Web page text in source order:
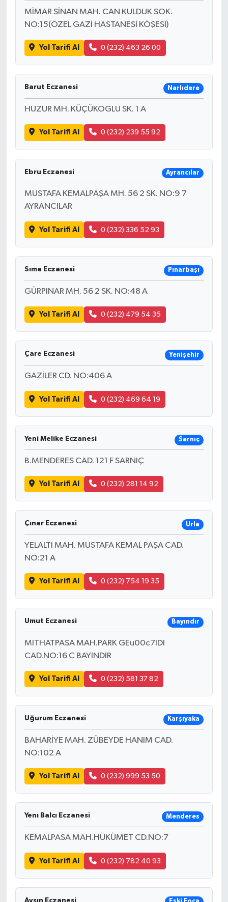
MİMAR SİNAN MAH. CAN KULDUK SOK.
NO:15(ÖZEL GAZİ HASTANESİ KÖŞESİ)
Yol Tarifi Al 0 (232) 463 26 00
Barut Eczanesi Narlıdere
HUZUR MH. KÜÇÜKOGLU SK. 1 A
Yol Tarifi Al 0 (232) 239 55 92
Ebru Eczanesi Ayrancılar
MUSTAFA KEMALPAŞA MH. 56 2 SK. NO:9 7
AYRANCILAR
Yol Tarifi Al 0 (232) 336 52 93
Sıma Eczanesi Pınarbaşı
GÜRPINAR MH. 56 2 SK. NO:48 A
Yol Tarifi Al 0 (232) 479 54 35
Çare Eczanesi Yenişehir
GAZİLER CD. NO:406 A
Yol Tarifi Al 0 (232) 469 64 19
Yeni Melike Eczanesi Sarnıç
B.MENDERES CAD. 121 F SARNIÇ
Yol Tarifi Al 0 (232) 281 14 92
Çınar Eczanesi Urla
YELALTI MAH. MUSTAFA KEMAL PAŞA CAD.
NO:21 A
Yol Tarifi Al 0 (232) 754 19 35
Umut Eczanesi Bayındır
MITHATPASA MAH.PARK GEu00c7IDI
CAD.NO:16 C BAYINDIR
Yol Tarifi Al 0 (232) 581 37 82
Uğurum Eczanesi Karşıyaka
BAHARİYE MAH. ZÜBEYDE HANIM CAD.
NO:102 A
Yol Tarifi Al 0 (232) 999 53 50
Yenı Balcı Eczanesi Menderes
KEMALPASA MAH.HÜKÜMET CD.NO:7
Yol Tarifi Al 0 (232) 782 40 93
Ayşın Eczanesi